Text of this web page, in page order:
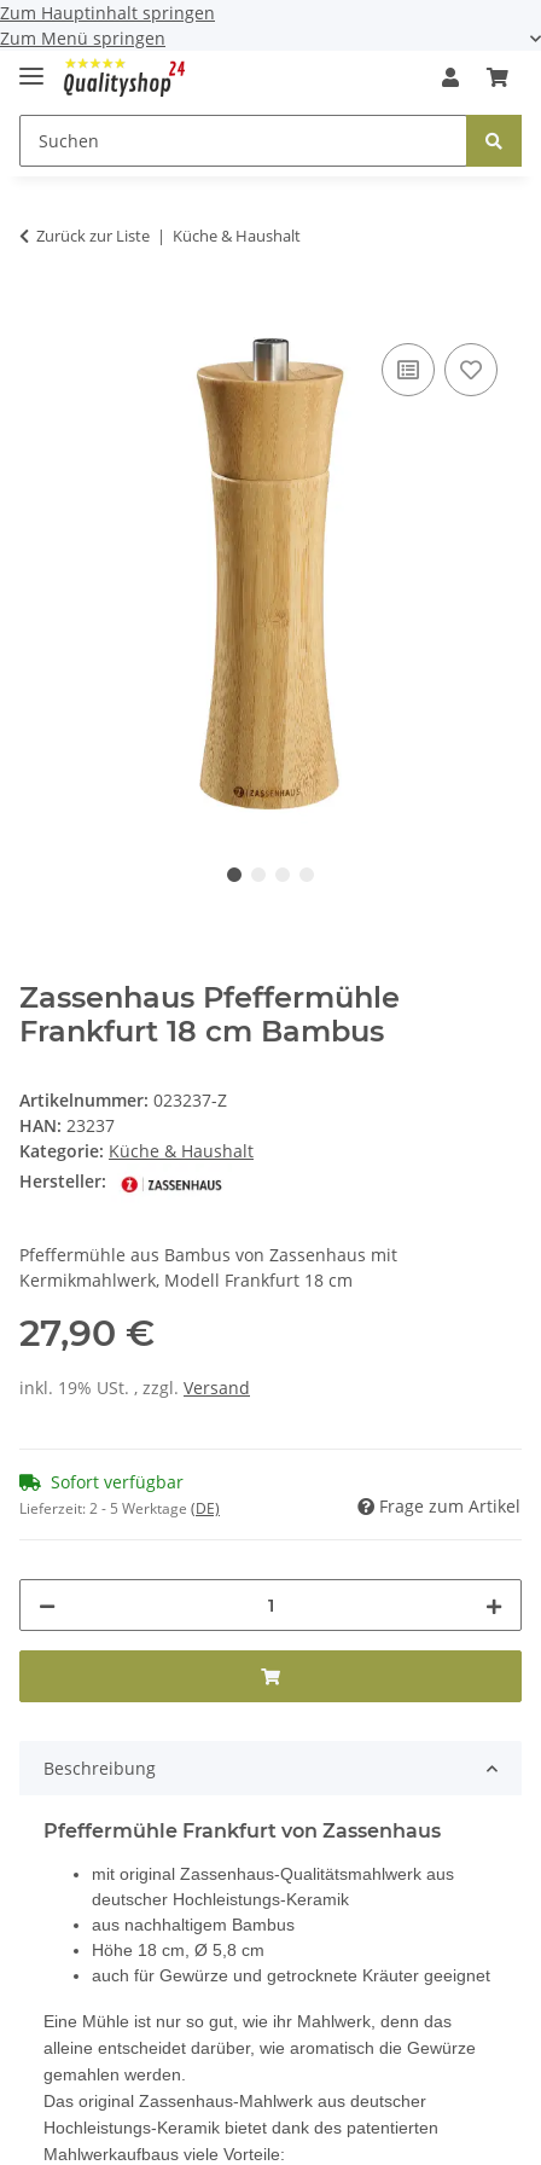
Zum Hauptinhalt springen
Zum Menü springen
Zurück zur Liste Küche & Haushalt
Zassenhaus Pfeffermühle
Frankfurt 18 cm Bambus
Artikelnummer: 023237-Z
HAN: 23237
Kategorie: Küche & Haushalt
Hersteller:
Pfeffermühle aus Bambus von Zassenhaus mit
Kermikmahlwerk, Modell Frankfurt 18 cm
27,90 €
inkl. 19% USt. , zzgl. Versand
Sofort verfügbar
Lieferzeit:2 - 5 Werktage (DE) Frage zum Artikel
Beschreibung
Pfeffermühle Frankfurt von Zassenhaus
mit original Zassenhaus-Qualitätsmahlwerk aus
deutscher Hochleistungs-Keramik
aus nachhaltigem Bambus
Höhe 18 cm, Ø 5,8 cm
auch für Gewürze und getrocknete Kräuter geeignet
Eine Mühle ist nur so gut, wie ihr Mahlwerk, denn das
alleine entscheidet darüber, wie aromatisch die Gewürze
gemahlen werden.
Das original Zassenhaus-Mahlwerk aus deutscher
Hochleistungs-Keramik bietet dank des patentierten
Mahlwerkaufbaus viele Vorteile: